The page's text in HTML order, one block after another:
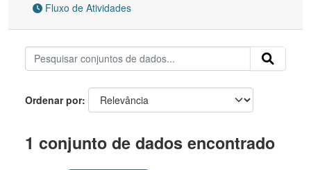
Fluxo de Atividades
Ordenar por
1 conjunto de dados encontrado